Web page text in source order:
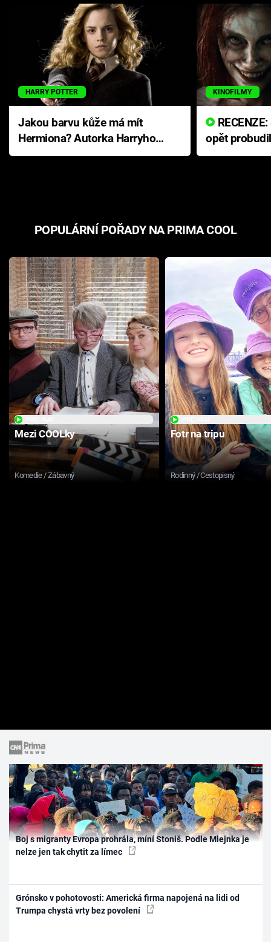
HARRY POTTER
Jakou barvu kůže má mít
Hermiona? Autorka Harryho
Pottera přišla s ráznou
KINOFILMY
opět
přichází s
POPULÁRNÍ POŘADY NA PRIMA COOL
Mezi COOLky
Komedie / Zábavný
Fotr na tripu
Rodinný / Cestopisný
Boj s migranty Evropa prohrála, míní Stoniš. Podle Mlejnka je
nelze jen tak chytit za límec
Grónsko v pohotovosti: Americká firma napojená na lidi od
Trumpa chystá vrty bez povolení